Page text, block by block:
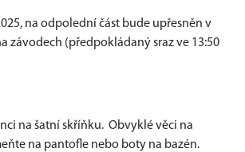
na odpolední část bude upřesněn v
závodech (předpokládaný sraz ve 13:50
na šatní skříňku. Obvyklé věci na
na pantofle nebo boty na bazén.